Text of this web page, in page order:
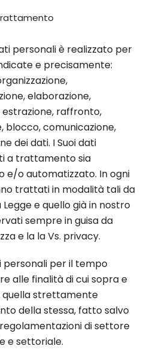
personali è realizzato per
e precisamente:
elaborazione,
estrazione, raffronto,
blocco, comunicazione,
dei dati. I Suoi dati
a trattamento sia
o automatizzato. In ogni
trattati in modalità tali da
e quello già in nostro
sempre in guisa da
e la la Vs. privacy.
personali per il tempo
alle finalità di cui sopra e
strettamente
della stessa, fatto salvo
di settore
e settoriale.